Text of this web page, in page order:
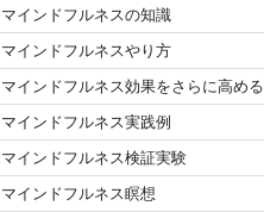
マインドフルネスの知識
マインドフルネスやり方
マインドフルネス効果をさらに高める
マインドフルネス実践例
マインドフルネス検証実験
マインドフルネス瞑想